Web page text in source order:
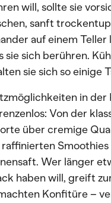
will, sollte sie
sanft
auf einem Teller
sie sich berühren.
sie sich so einige
in der
Von der
über cremige
raffinierten
Wer länger
haben will, greift
Konfitüre –